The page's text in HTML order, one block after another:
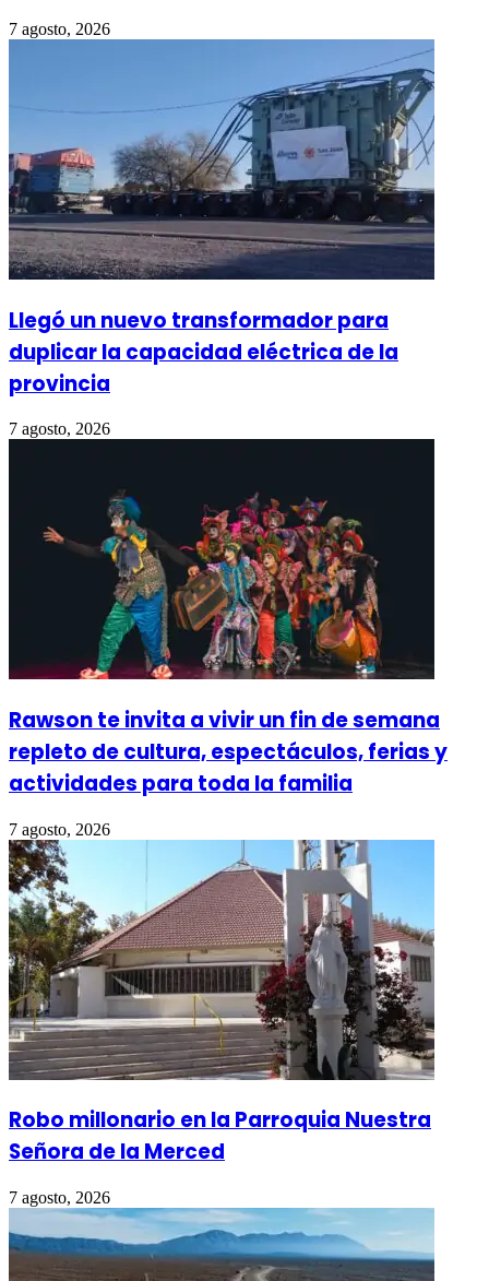
7 agosto, 2026
Llegó un nuevo transformador para
duplicar la capacidad eléctrica de la
provincia
7 agosto, 2026
Rawson te invita a vivir un fin de semana
repleto de cultura, espectáculos, ferias y
actividades para toda la familia
7 agosto, 2026
Robo millonario en la Parroquia Nuestra
Señora de la Merced
7 agosto, 2026